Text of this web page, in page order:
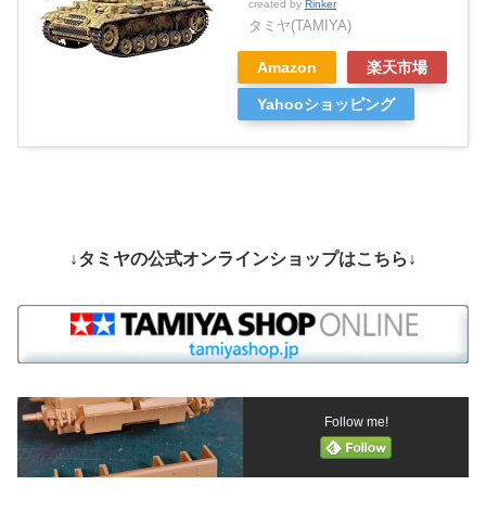
created by Rinker
タミヤ(TAMIYA)
Amazon 楽天市場
Yahooショッピング
↓タミヤの公式オンラインショップはこちら↓
Follow me!